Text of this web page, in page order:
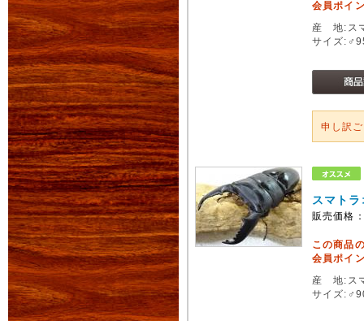
会員ポイ
産 地:ス
サイズ
申し訳
スマト
販売価格
この商品
会員ポイ
産 地:ス
サイズ